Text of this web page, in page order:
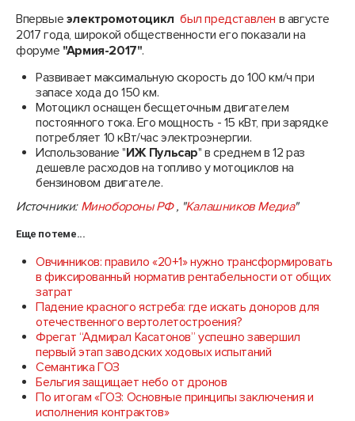
Впервые электромотоцикл был представлен в августе
2017 года, широкой общественности его показали на
форуме "Армия-2017".
Развивает максимальную скорость до 100 км/ч при
запасе хода до 150 км.
Мотоцикл оснащен бесщеточным двигателем
постоянного тока. Его мощность - 15 кВт, при зарядке
потребляет 10 кВт/час электроэнергии.
Использование "ИЖ Пульсар" в среднем в 12 раз
дешевле расходов на топливо у мотоциклов на
бензиновом двигателе.
Источники: Минобороны РФ, "Калашников Медиа"
Еще по теме...
Овчинников: правило «20+1» нужно трансформировать
в фиксированный норматив рентабельности от общих
затрат
Падение красного ястреба: где искать доноров для
отечественного вертолетостроения?
Фрегат “Адмирал Касатонов” успешно завершил
первый этап заводских ходовых испытаний
Семантика ГОЗ
Бельгия защищает небо от дронов
По итогам «ГОЗ: Основные принципы заключения и
исполнения контрактов»